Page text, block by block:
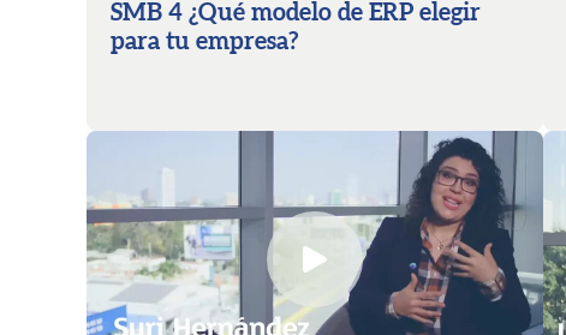
SMB 4 ¿Qué modelo de ERP elegir
para tu empresa?